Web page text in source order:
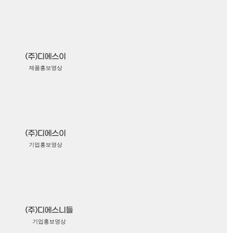
(주)디에스이
제품홍보영상
(주)디에스이
기업홍보영상
(주)디에스니들
기업홍보영상